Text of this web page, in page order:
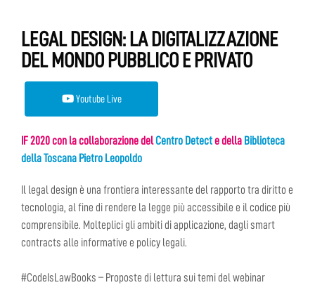
LEGAL DESIGN: LA DIGITALIZZAZIONE
DEL MONDO PUBBLICO E PRIVATO
Youtube Live
IF 2020 con la collaborazione delCentro Detecte della Biblioteca
della Toscana Pietro Leopoldo
Il legal design è una frontiera interessante del rapporto tra diritto e
tecnologia, al fine di rendere la legge più accessibile e il codice più
comprensibile. Molteplici gli ambiti di applicazione, dagli smart
contracts alle informative e policy legali.
#CodeIsLawBooks – Proposte di lettura sui temi del webinar